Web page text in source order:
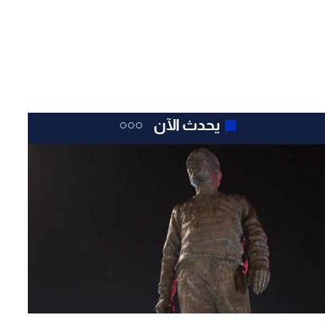
يحدث الآن